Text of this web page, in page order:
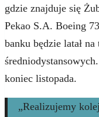
gdzie znajduje się
Pekao S.A. Boeing
banku będzie latał
koniec listopada.
„Realizujemy